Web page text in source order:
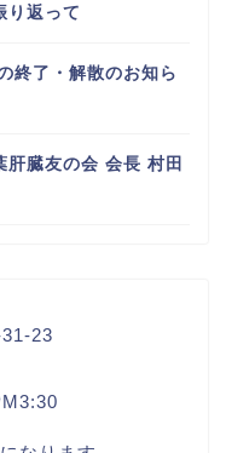
り返って
終了・解散のお知ら
肝臓友の会 会長 村田
23